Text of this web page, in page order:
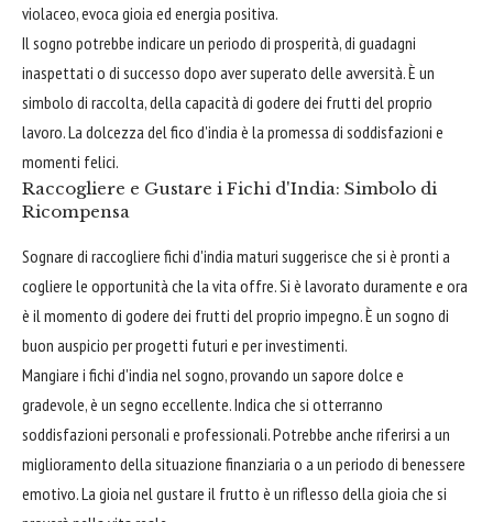
violaceo, evoca gioia ed energia positiva.
Il sogno potrebbe indicare un periodo di prosperità, di guadagni
inaspettati o di successo dopo aver superato delle avversità. È un
simbolo di raccolta, della capacità di godere dei frutti del proprio
lavoro. La dolcezza del fico d'india è la promessa di soddisfazioni e
momenti felici.
Raccogliere e Gustare i Fichi d'India: Simbolo di
Ricompensa
Sognare di raccogliere fichi d'india maturi suggerisce che si è pronti a
cogliere le opportunità che la vita offre. Si è lavorato duramente e ora
è il momento di godere dei frutti del proprio impegno. È un sogno di
buon auspicio per progetti futuri e per investimenti.
Mangiare i fichi d'india nel sogno, provando un sapore dolce e
gradevole, è un segno eccellente. Indica che si otterranno
soddisfazioni personali e professionali. Potrebbe anche riferirsi a un
miglioramento della situazione finanziaria o a un periodo di benessere
emotivo. La gioia nel gustare il frutto è un riflesso della gioia che si